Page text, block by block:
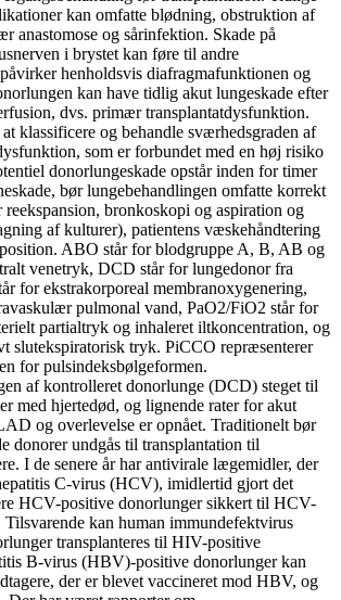
kan omfatte blødning, obstruktion af
anastomose og sårinfektion. Skade på
i brystet kan føre til andre
henholdsvis diafragmafunktionen og
kan have tidlig akut lungeskade efter
dvs. primær transplantatdysfunktion.
klassificere og behandle sværhedsgraden af
som er forbundet med en høj risiko
donorlungeskade opstår inden for timer
bør lungebehandlingen omfatte korrekt
bronkoskopi og aspiration og
af kulturer), patientens væskehåndtering
ABO står for blodgruppe A, B, AB og
venetryk, DCD står for lungedonor fra
for ekstrakorporeal membranoxygenering,
pulmonal vand, PaO2/FiO2 står for
partialtryk og inhaleret iltkoncentration, og
slutekspiratorisk tryk. PiCCO repræsenterer
for pulsindeksbølgeformen.
af ​​kontrolleret donorlunge (DCD) steget til
med hjertedød, og lignende rater for akut
og overlevelse er opnået. Traditionelt bør
donorer undgås til transplantation til
I de senere år har antivirale lægemidler, der
C-virus (HCV), imidlertid gjort det
HCV-positive donorlunger sikkert til HCV-
Tilsvarende kan human immundefektvirus
transplanteres til HIV-positive
B-virus (HBV)-positive donorlunger kan
der er blevet vaccineret mod HBV, og